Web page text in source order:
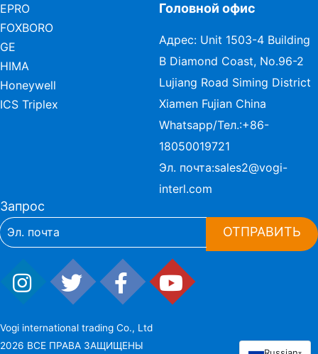
EPRO
FOXBORO
GE
HIMA
Honeywell
ICS Triplex
Головной офис
Адрес: Unit 1503-4 Building
B Diamond Coast, No.96-2
Lujiang Road Siming District
Xiamen Fujian China
Whatsapp/Тел.:+86-
18050019721
Эл. почта:sales2@vogi-
interl.com
Запрос
ОТПРАВИТЬ
Vogi international trading Co., Ltd
2026 ВСЕ ПРАВА ЗАЩИЩЕНЫ